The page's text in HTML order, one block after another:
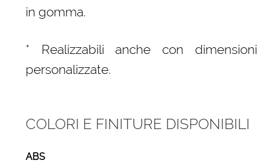
in gomma.
* Realizzabili anche con dimensioni
personalizzate.
COLORI E FINITURE DISPONIBILI
ABS